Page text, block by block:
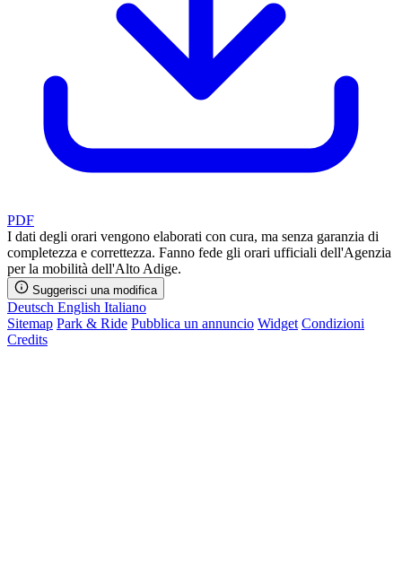
PDF
I dati degli orari vengono elaborati con cura, ma senza garanzia di
completezza e correttezza. Fanno fede gli orari ufficiali dell'Agenzia
per la mobilità dell'Alto Adige.
Suggerisci una modifica
Deutsch English Italiano
Sitemap Park & Ride Pubblica un annuncio Widget Condizioni
Credits